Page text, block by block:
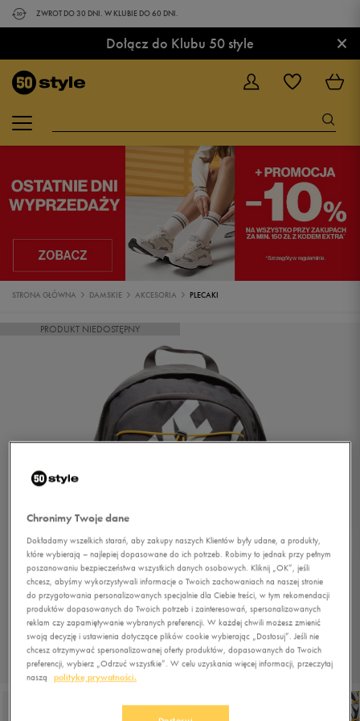
ZWROT DO 30 DNI. W KLUBIE DO 60 DNI.
Dołącz do Klubu 50 style ×
STRONA GŁÓWNA DAMSKIE AKCESORIA PLECAKI
PRODUKT NIEDOSTĘPNY
1/5
Chronimy Twoje dane
Dokładamy wszelkich starań, aby zakupy naszych Klientów były udane, a produkty,
które wybierają – najlepiej dopasowane do ich potrzeb. Robimy to jednak przy pełnym
poszanowaniu bezpieczeństwa wszystkich danych osobowych. Kliknij „OK”, jeśli
chcesz, abyśmy wykorzystywali informacje o Twoich zachowaniach na naszej stronie
do przygotowania personalizowanych specjalnie dla Ciebie treści, w tym rekomendacji
produktów dopasowanych do Twoich potrzeb i zainteresowań, spersonalizowanych
reklam czy zapamiętywanie wybranych preferencji. W każdej chwili możesz zmienić
swoją decyzję i ustawienia dotyczące plików cookie wybierając „Dostosuj”. Jeśli nie
chcesz otrzymywać spersonalizowanej oferty produktów, dopasowanych do Twoich
preferencji, wybierz „Odrzuć wszystkie”. W celu uzyskania więcej informacji, przeczytaj
naszą
politykę prywatności.